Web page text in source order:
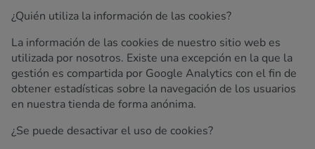
¿Quién utiliza la información de las cookies?
La información de las cookies de nuestro sitio web es
utilizada por nosotros. Existe una excepción en la que la
gestión es compartida por Google Analytics con el fin de
obtener estadísticas sobre la navegación de los usuarios
en nuestra tienda de forma anónima.
¿Se puede desactivar el uso de cookies?